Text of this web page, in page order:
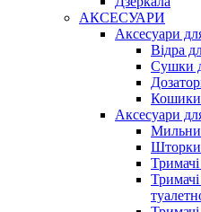
АКСЕСУАРИ
Аксесуари
Відра
Сушки
Аксесуари
Шторки